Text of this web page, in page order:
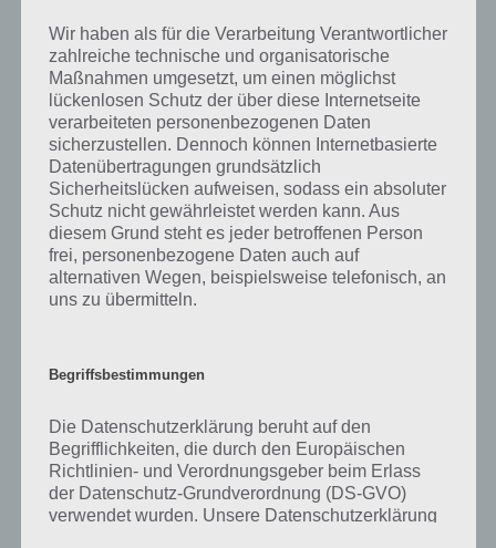
4 Bilder 1 Wort, doch welche Bedeutung hat dieses eigentlich und
was gibt es dazu zu wissen? Passt das Wort auch zu Zauberhafte
Märchenwelt? Zu bestimmten Lösungen präsentieren wir daher
auch immer eine kurze Begriffserklärung!
Zu Umhang haben wir zunächst keine weiteren Informationen parat!
Auf WhatsApp teilen Teilen auf Facebook
Mehr Artikel hier auf Touchportal
Wir haben als für die Verarbeitung Verantwortlicher
zahlreiche technische und organisatorische
Maßnahmen umgesetzt, um einen möglichst
lückenlosen Schutz der über diese Internetseite
verarbeiteten personenbezogenen Daten
sicherzustellen. Dennoch können Internetbasierte
Datenübertragungen grundsätzlich
Sicherheitslücken aufweisen, sodass ein absoluter
Schutz nicht gewährleistet werden kann. Aus
diesem Grund steht es jeder betroffenen Person
frei, personenbezogene Daten auch auf
alternativen Wegen, beispielsweise telefonisch, an
uns zu übermitteln.
Begriffsbestimmungen
Die Datenschutzerklärung beruht auf den
Begrifflichkeiten, die durch den Europäischen
Richtlinien- und Verordnungsgeber beim Erlass
der Datenschutz-Grundverordnung (DS-GVO)
verwendet wurden. Unsere Datenschutzerklärung